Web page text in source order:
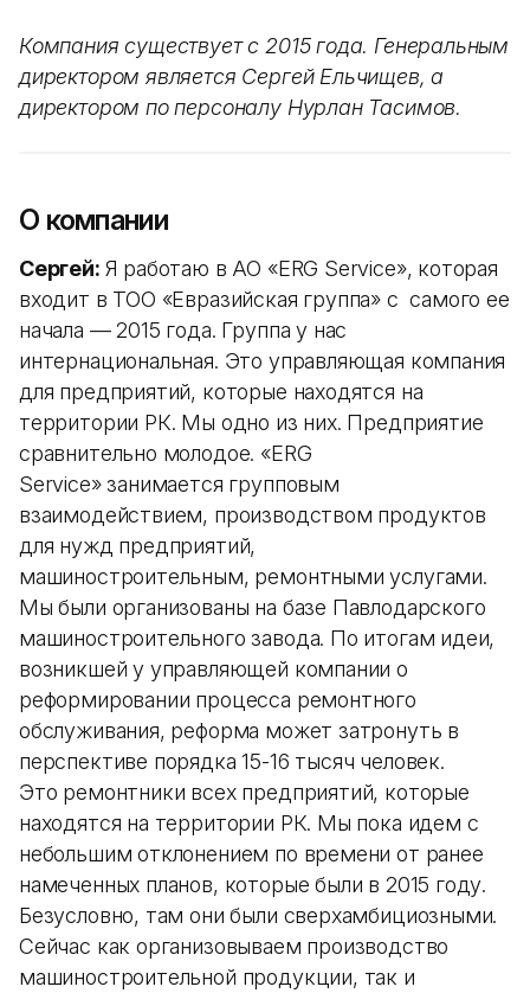
Компания существует с 2015 года. Генеральным
директором является Сергей Ельчищев, а
директором по персоналу Нурлан Тасимов.
О компании
Сергей: Я работаю в АО «ERG Service», которая
входит в ТОО «Евразийская группа» с самого ее
начала — 2015 года. Группа у нас
интернациональная. Это управляющая компания
для предприятий, которые находятся на
территории РК. Мы одно из них. Предприятие
сравнительно молодое. «ERG
Service» занимается групповым
взаимодействием, производством продуктов
для нужд предприятий,
машиностроительным, ремонтными услугами.
Мы были организованы на базе Павлодарского
машиностроительного завода. По итогам идеи,
возникшей у управляющей компании о
реформировании процесса ремонтного
обслуживания, реформа может затронуть в
перспективе порядка 15-16 тысяч человек.
Это ремонтники всех предприятий, которые
находятся на территории РК. Мы пока идем с
небольшим отклонением по времени от ранее
намеченных планов, которые были в 2015 году.
Безусловно, там они были сверхамбициозными.
Сейчас как организовываем производство
машиностроительной продукции, так и